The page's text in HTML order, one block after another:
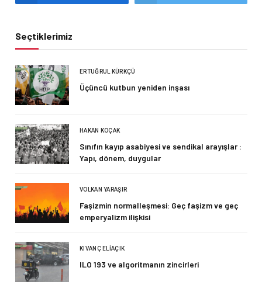
Seçtiklerimiz
ERTUĞRUL KÜRKÇÜ
Üçüncü kutbun yeniden inşası
HAKAN KOÇAK
Sınıfın kayıp asabiyesi ve sendikal arayışlar :
Yapı, dönem, duygular
VOLKAN YARAŞIR
Faşizmin normalleşmesi: Geç faşizm ve geç
emperyalizm ilişkisi
KIVANÇ ELIAÇIK
ILO 193 ve algoritmanın zincirleri